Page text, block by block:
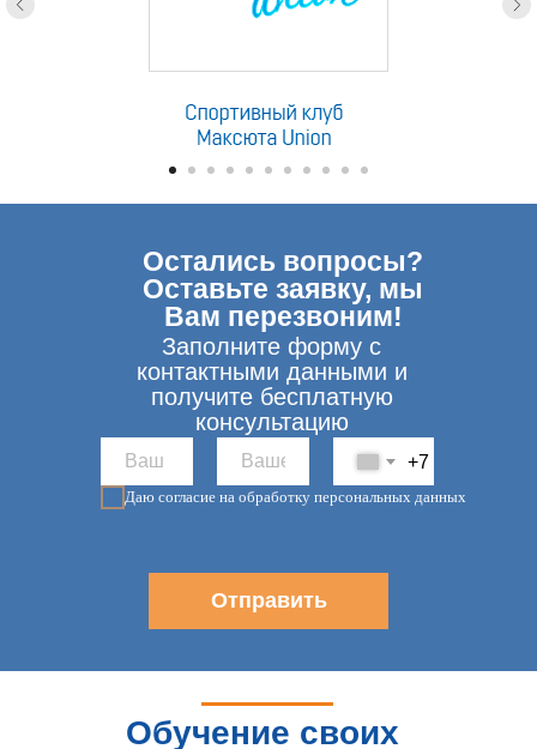
+7
Даю согласие на обработку персональных данных
Отправить
Остались вопросы?
Оставьте заявку, мы
Вам перезвоним!
Заполните форму с
контактными данными и
получите бесплатную
консультацию
Обучение своих